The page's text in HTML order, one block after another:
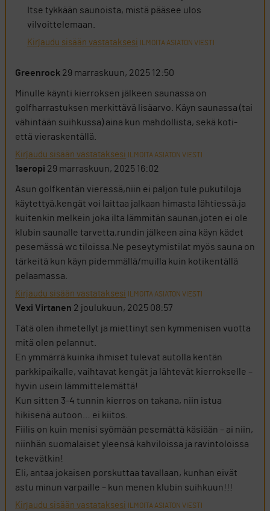
Itse tykkään saunoista, mistä pääsee ulos
vilvoittelemaan.
Kirjaudu sisään vastataksesi ILMOITA ASIATON VIESTI
Greenrock 29 marraskuun, 2025 12:50
Minulle käynti kierroksen jälkeen saunassa on
golfharrastuksen merkittävä lisäarvo. Käyn saunassa (tai
vähintään suihkussa) aina kun mahdollista, sekä koti-
että vieraskentällä.
Kirjaudu sisään vastataksesi ILMOITA ASIATON VIESTI
1seropi 29 marraskuun, 2025 16:02
Asun golfkentän vieressä,niin ei paljon tule pukutiloja
käytettyä,kengät voi laittaa jalkaan himasta lähtiessä,ja
kuitenkin melkein joka ilta lämmitän saunan,joten ei ole
klubin saunalle tarvetta,rundin jälkeen aina käyn kädet
pesemässä wc tiloissa.Ne peseytymistilat myös sauna on
tärkeitä kun käyn pidemmällä/muilla kuin kotikentällä
pelaamassa.
Kirjaudu sisään vastataksesi ILMOITA ASIATON VIESTI
Vexi Virtanen 2 joulukuun, 2025 08:57
Tätä olen ihmetellyt ja miettinyt sen kymmenisen vuotta
mitä olen pelannut.
En ymmärrä kuinka ihmiset tulevat autolla kentän
parkkipaikalle, vaihtavat kengät ja lähtevät kierrokselle –
hyvin usein lämmittelemättä!
Kun sitten 3-4 tunnin kierros on takana, niin istua
hikisenä autoon… ei kiitos.
Fiilis on kuin menisi syömään pesemättä käsiään – ai niin,
niinhän suomalaiset yleensä kahviloissa ja ravintoloissa
tekevätkin!
Eli, antaa jokaisen porskuttaa tavallaan, kunhan eivät
astu minun varpaille – kun menen klubin suihkuun!!!
Kirjaudu sisään vastataksesi ILMOITA ASIATON VIESTI